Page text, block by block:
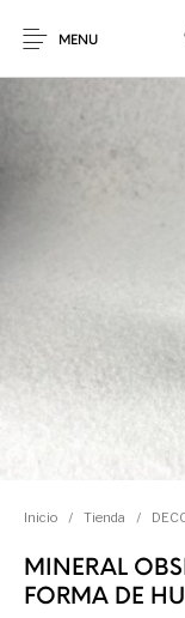
MENU
Inicio / Tienda /
MINERAL
FORMA DE